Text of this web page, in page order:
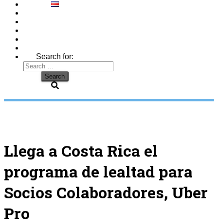
Search for:
Llega a Costa Rica el
programa de lealtad para
Socios Colaboradores, Uber
Pro